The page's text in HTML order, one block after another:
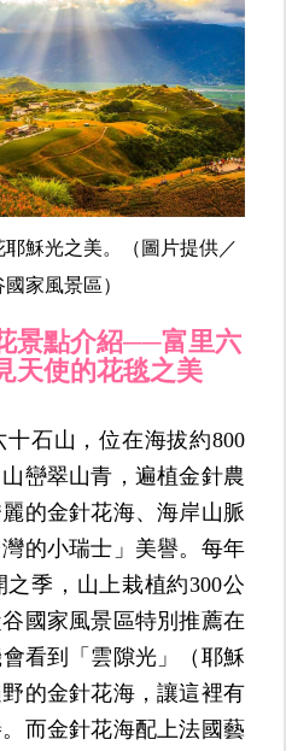
穌光之美。（圖片提供／
家風景區）
景點介紹──富里六
天使的花毯之美
石山，位在海拔約800
巒翠山青，遍植金針農
的金針花海、海岸山脈
的小瑞士」美譽。每年
季，山上栽植約300公
國家風景區特別推薦在
看到「雲隙光」（耶穌
的金針花海，讓這裡有
。而金針花海配上法國藝